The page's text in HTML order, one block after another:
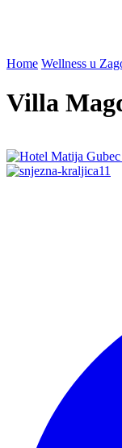
Home Wellness u
Villa